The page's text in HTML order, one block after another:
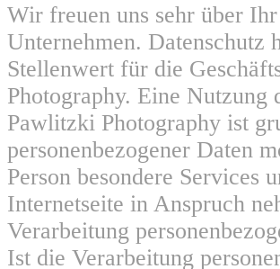
Wir freuen uns sehr über
Unternehmen. Datenschutz
Stellenwert für die
Photography. Eine
Pawlitzki Photography ist
personenbezogener Daten
Person besondere Services
Internetseite in Anspruch
Verarbeitung
Ist die Verarbeitung